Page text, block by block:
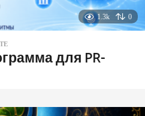
1.3k 0
для PR-